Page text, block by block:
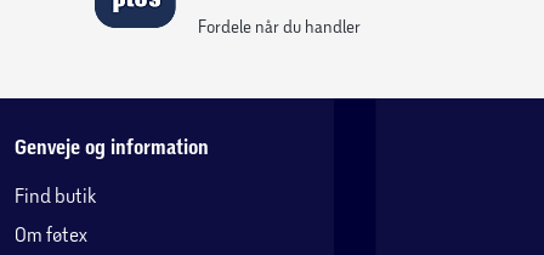
Fordele når du handler
Genveje og information
Find butik
Om føtex